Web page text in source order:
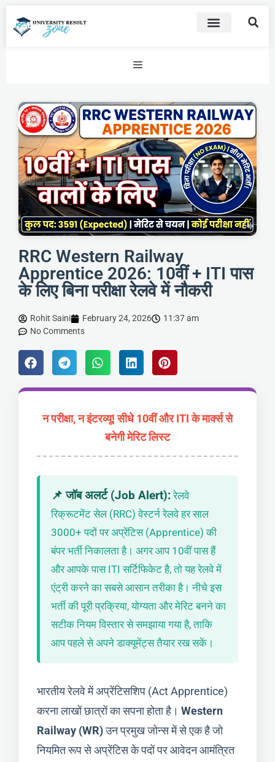
RRC Western Railway
Apprentice 2026: 10वीं + ITI पास
के लिए बिना परीक्षा रेलवे में नौकरी
Rohit Saini February 24, 2026
11:37 am
No Comments
न परीक्षा, न इंटरव्यू! सीधे 10वीं और ITI के मार्क्स से
बनेगी मेरिट लिस्ट
📌 जॉब अलर्ट (Job Alert):रेलवे
रिक्रूटमेंट सेल (RRC) वेस्टर्न रेलवे हर साल
3000+ पदों पर अप्रेंटिस (Apprentice) की
बंपर भर्ती निकालता है। अगर आप 10वीं पास हैं
और आपके पास ITI सर्टिफिकेट है, तो यह रेलवे में
एंट्री करने का सबसे आसान तरीका है। नीचे इस
भर्ती की पूरी प्रक्रिया, योग्यता और मेरिट बनने का
सटीक नियम विस्तार से समझाया गया है, ताकि
आप पहले से अपने डाक्यूमेंट्स तैयार रख सकें।
भारतीय रेलवे में अप्रेंटिसशिप (Act Apprentice)
करना लाखों छात्रों का सपना होता है। Western
Railway (WR)उन प्रमुख जोन्स में से एक है जो
नियमित रूप से अप्रेंटिस के पदों पर आवेदन आमंत्रित